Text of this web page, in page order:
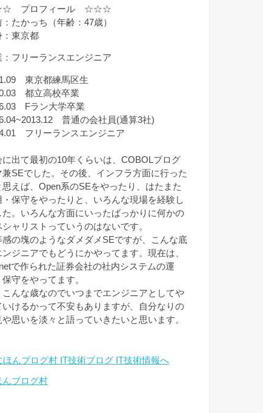
プロフィール ☆☆☆
たかっち（年齢：47歳）
：東京都
：フリーランスエンジニア
東京都練馬区生
都立高校卒業
Fラン大学卒業
普通の会社員(通算3社)
フリーランスエンジニア
に出て最初の10年くらいは、COBOLプログ
兼SEでした。その後、インフラ方面に行った
思えば、Open系のSEをやったり、はたまた
・保守をやったりと、いろんな現場を経験し
た。いろんな方面にいったばっかりに何かの
シャリストっていうのはないです。
感の塊のようなダメダメSEですが、こんな底
ンジニアでもどうにかやってます。現在は、
で作られた証券会社の社内システムの運
保守をやってます。
こんな歳なのでいつまでエンジニアとしてや
いけるかって不安もありますが、自分なりの
や思いを淡々と語っていきたいと思います。
んブログ村